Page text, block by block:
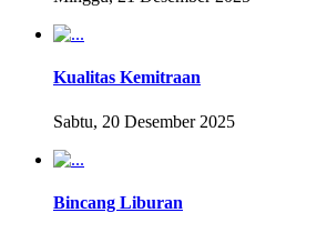
Kualitas Kemitraan
Sabtu, 20 Desember 2025
Bincang Liburan